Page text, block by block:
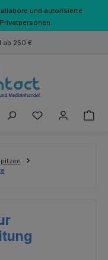
und autorisierte
ab 250 €
Du hast 0